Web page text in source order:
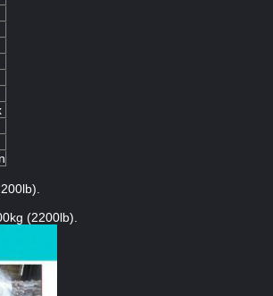
(2200lb).